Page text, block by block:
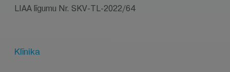
LIAA līgumu Nr. SKV-TL-2022/64
Klīnika